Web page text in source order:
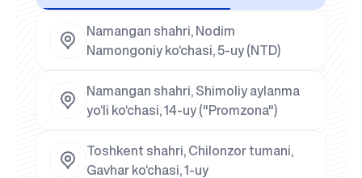
Namangan shahri, Nodim
Namongoniy ko‘chasi, 5-uy (NTD)
Namangan shahri, Shimoliy aylanma
yo‘li ko‘chasi, 14-uy ("Promzona")
Toshkent shahri, Chilonzor tumani,
Gavhar ko‘chasi, 1-uy